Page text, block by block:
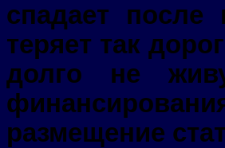
спадает после
теряет так
долго не
размещение